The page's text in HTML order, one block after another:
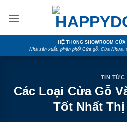
HỆ THỐNG SHOWROOM
Nhà sản xuất, phân phối Cửa gỗ, Cửa
TIN TỨC
Các Loại Cửa Gỗ
Tốt Nhất